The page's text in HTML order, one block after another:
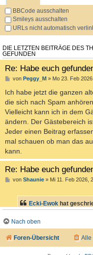
BBCode ausschalten
Smileys ausschalten
URLs nicht automatisch
DIE LETZTEN BEITRÄGE DES
GEFUNDEN
Re: Habe euch
von Peggy_M» Mo 23. Feb
Ich habe jetzt die ganzen
die sich nach Spam
Vielleicht kann ich in dem
ändern. Der Gästebereich
Jeder einen Beitrag
mal schauen ob man das
kann.
Re: Habe euch
von Shaunie» Mi 11. Feb 2026,
Ecki-Ewok hat
Nach oben
Foren-Übersicht Alle